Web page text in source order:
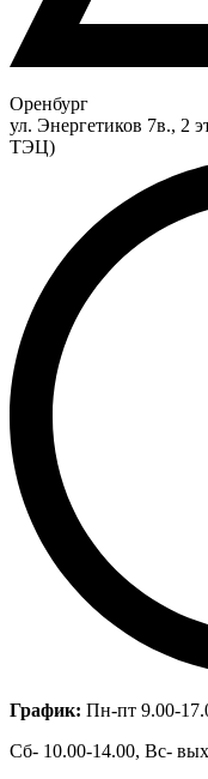
Оренбург
ул. Энергетиков 7в., 2
ТЭЦ)
График: Пн-пт 9.00-
Сб- 10.00-14.00, Вс-